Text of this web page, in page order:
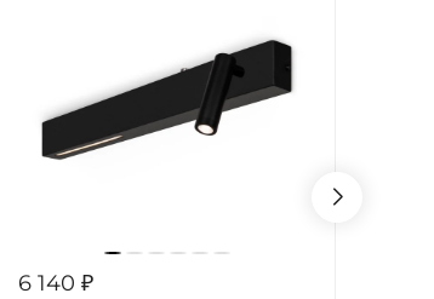
6 140 ₽